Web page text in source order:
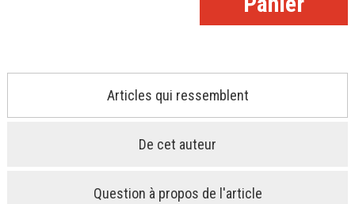
Articles qui ressemblent
De cet auteur
Question à propos de l'article